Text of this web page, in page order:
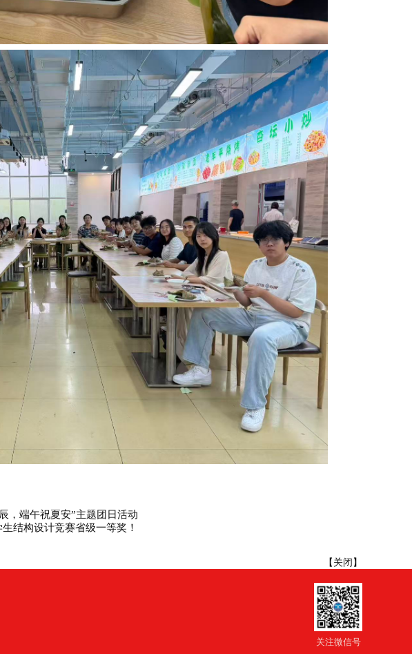
，端午祝夏安”主题团日活动
结构设计竞赛省级一等奖！
【 关闭 】
关注微信号